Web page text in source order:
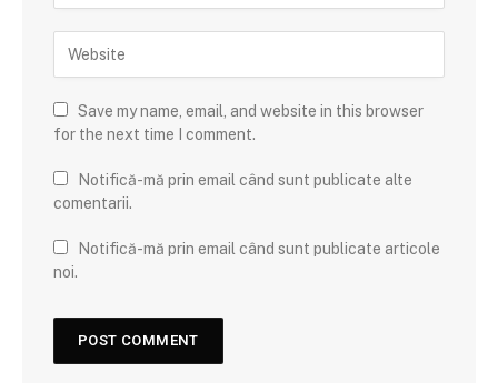
Save my name, email, and website in this browser
for the next time I comment.
Notifică-mă prin email când sunt publicate alte
comentarii.
Notifică-mă prin email când sunt publicate articole
noi.